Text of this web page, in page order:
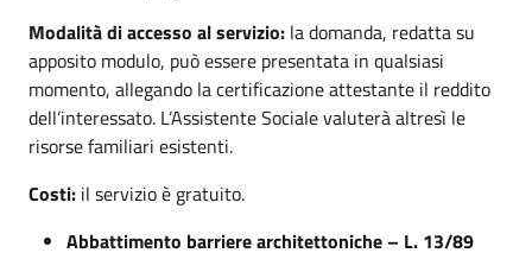
Modalità di accesso al servizio: la domanda, redatta su
apposito modulo, può essere presentata in qualsiasi
momento, allegando la certificazione attestante il reddito
dell’interessato. L’Assistente Sociale valuterà altresì le
risorse familiari esistenti.
Costi: il servizio è gratuito.
Abbattimento barriere architettoniche – L. 13/89